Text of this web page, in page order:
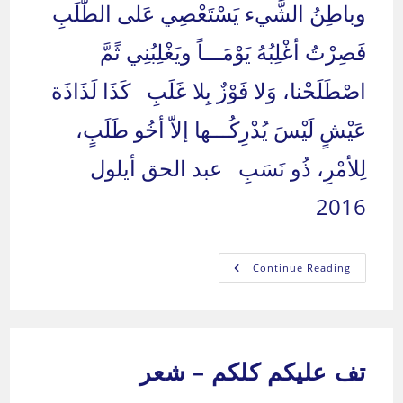
وباطِنُ الشَّيء يَسْتَعْصِي عَلى الطَّلَبِ
فَصِرْتُ أغْلِبُهُ يَوْمَـــاً ويَغْلِبُنِي ثًمَّ
اصْطَلَحْنا، وَلا فَوْزٌ بِلا غَلَبِ كَذَا لَذَاذَة
عَيْشٍ لَيْسَ يُدْرِكُـــها إلاّ أخُو طَلَبٍ،
لِلأمْرِ، ذُو نَسَبِ عبد الحق أيلول
2016
Continue Readingطلبت
بواطنها
تف عليكم كلكم – شعر